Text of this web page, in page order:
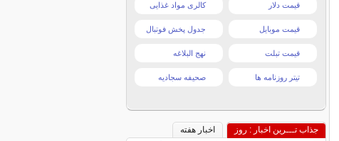
قیمت دلار کالری مواد غذایی
قیمت موبایل جدول پخش فوتبال
قیمت تبلت نهج البلاغه
تیتر روزنامه ها صحیفه سجادیه
جذاب تـــرین اخبار : روز
اخبار هفته